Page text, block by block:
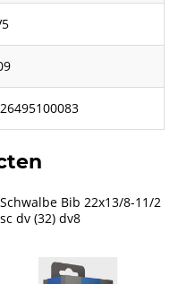
Schwalbe Bib 22x13/8-11/2
sc dv (32) dv8